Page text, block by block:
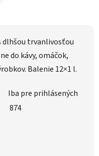
dlhšou trvanlivosťou
do kávy, omáčok,
Balenie 12×1 l.
Iba pre prihlásených
874